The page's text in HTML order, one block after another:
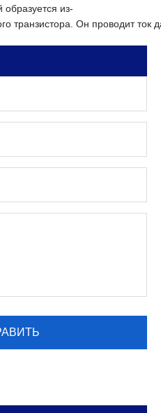
образуется из-
транзистора. Он проводитток